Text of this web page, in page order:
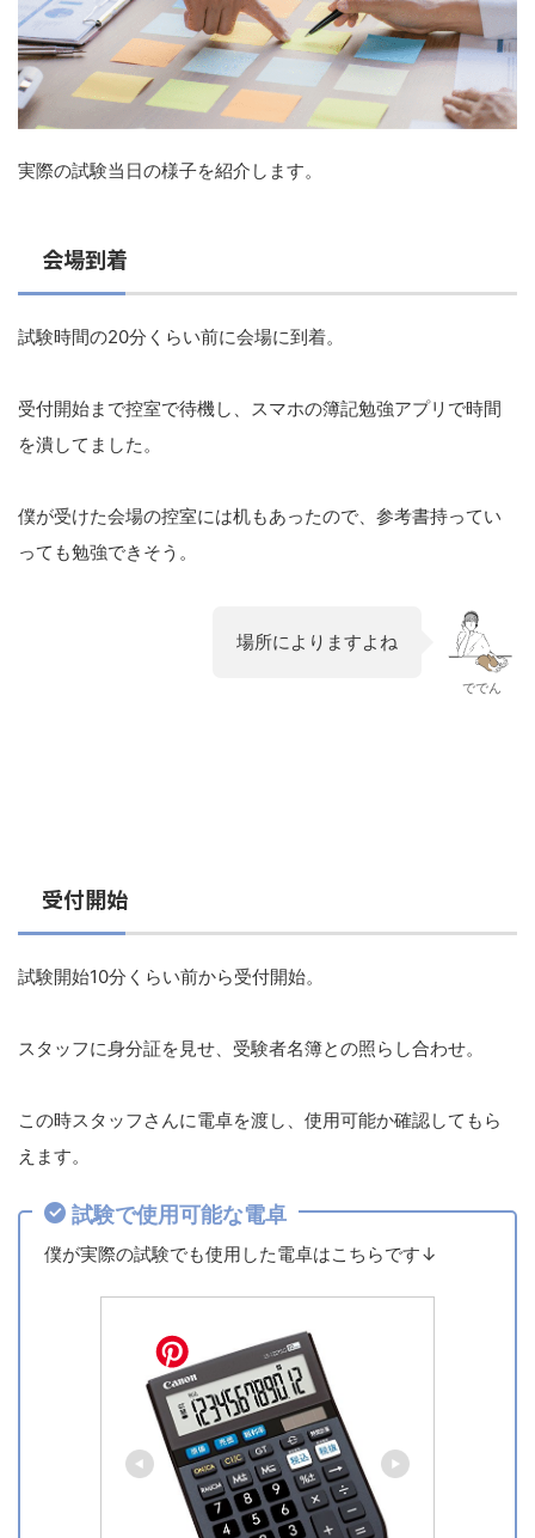
実際の試験当日の様子を紹介します。
会場到着
試験時間の20分くらい前に会場に到着。
受付開始まで控室で待機し、スマホの簿記勉強アプリで時間
を潰してました。
僕が受けた会場の控室には机もあったので、参考書持ってい
っても勉強できそう。
場所によりますよね
ででん
受付開始
試験開始10分くらい前から受付開始。
スタッフに身分証を見せ、受験者名簿との照らし合わせ。
この時スタッフさんに電卓を渡し、使用可能か確認してもら
えます。
試験で使用可能な電卓
僕が実際の試験でも使用した電卓はこちらです↓